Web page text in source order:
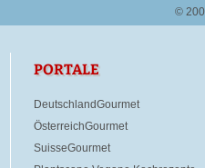
©
PORTALE
DeutschlandGourmet
ÖsterreichGourmet
SuisseGourmet